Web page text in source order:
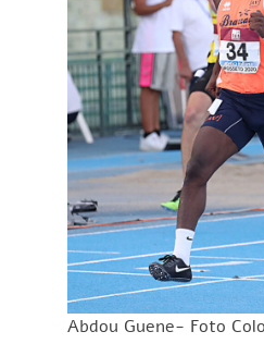
Abdou Guene- Foto